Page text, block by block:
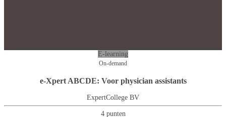
E-learning
On-demand
e-Xpert ABCDE: Voor physician assistants
ExpertCollege BV
4 punten